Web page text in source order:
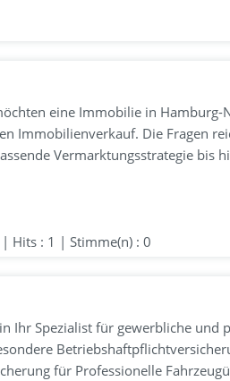
eine Immobilie in
Immobilienverkauf. Die Fragen
Vermarktungsstrategie bis
Hits : 1 | Stimme(n) : 0
Ihr Spezialist für gewerbliche und
für Professionelle